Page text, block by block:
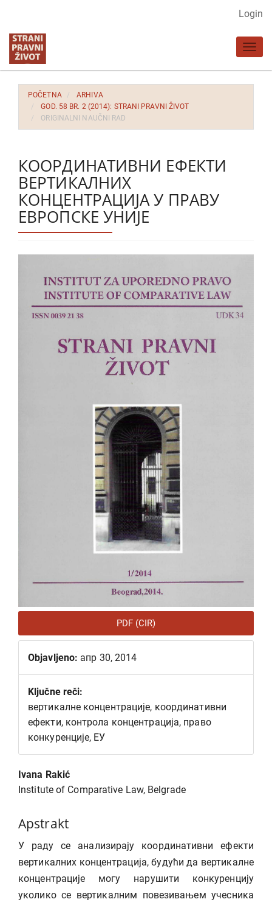
Glavni
sadržaj
Bočna
strana
Login
POČETNA
ARHIVA
GOD. 58 BR. 2 (2014): STRANI PRAVNI ŽIVOT
ORIGINALNI NAUČNI RAD
КООРДИНАТИВНИ ЕФЕКТИ
ВЕРТИКАЛНИХ
КОНЦЕНТРАЦИЈА У ПРАВУ
ЕВРОПСКЕ УНИЈЕ
Bočna
strana
članka
PDF (CIR)
Objavljeno: апр 30, 2014
Ključne reči:
вертикалне концентрације, координативни
ефекти, контрола концентрација, право
конкуренције, ЕУ
Glavni
sadržaj
Ivana Rakić
Institute of Comparative Law, Belgrade
Apstrakt
У раду се анализирају координативни ефекти
вертикалних концентрација, будући да вертикалне
концентрације могу нарушити конкуренцију
уколико се вертикалним повезивањем учесника